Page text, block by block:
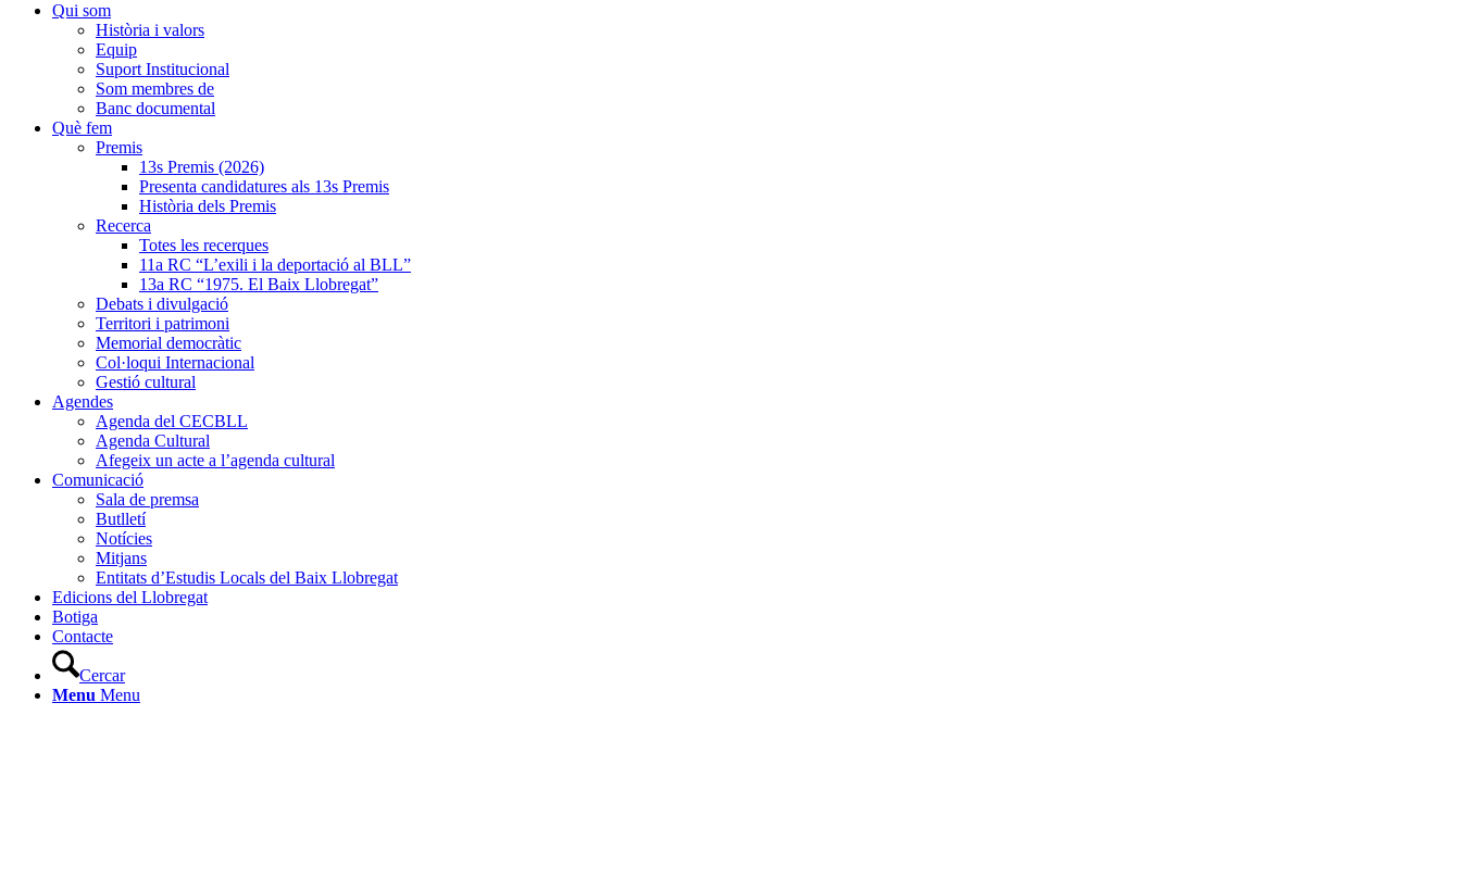
Qui som
Història i valors
Equip
Suport Institucional
Som membres de
Banc documental
Què fem
Premis
13s Premis (2026)
Presenta candidatures als 13s Premis
Història dels Premis
Recerca
Totes les recerques
11a RC “L’exili i la deportació al BLL”
13a RC “1975. El Baix Llobregat”
Debats i divulgació
Territori i patrimoni
Memorial democràtic
Col·loqui Internacional
Gestió cultural
Agendes
Agenda del CECBLL
Agenda Cultural
Afegeix un acte a l’agenda cultural
Comunicació
Sala de premsa
Butlletí
Notícies
Mitjans
Entitats d’Estudis Locals del Baix Llobregat
Edicions del Llobregat
Botiga
Contacte
Cercar
Menu Menu